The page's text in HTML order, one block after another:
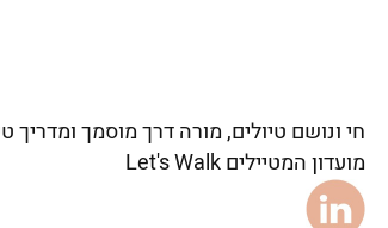
חי ונושם טיולים, מורה דרך מוסמך ומדריך
מועדון המטיילים Let's Walk